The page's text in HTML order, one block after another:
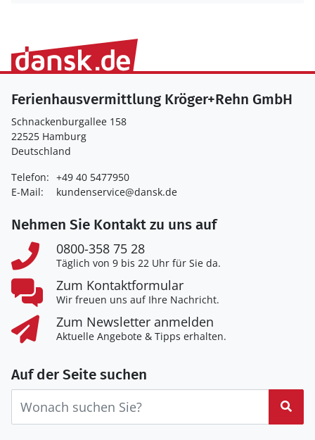
Ferienhausvermittlung Kröger+Rehn GmbH
Schnackenburgallee 158
22525 Hamburg
Deutschland
Telefon: +49 40 5477950
E-Mail:
kundenservice@dansk.de
Nehmen Sie Kontakt zu uns auf
0800-358 75 28
Täglich von 9 bis 22 Uhr für Sie da.
Zum Kontaktformular
Wir freuen uns auf Ihre Nachricht.
Zum Newsletter anmelden
Aktuelle Angebote & Tipps erhalten.
Auf der Seite suchen